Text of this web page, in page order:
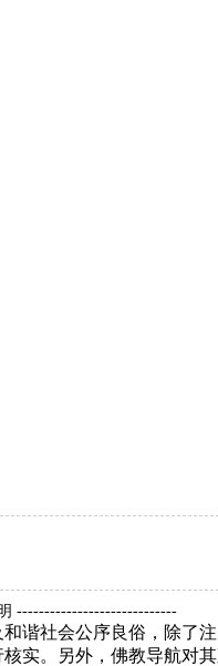
-----------------------------
谐社会公序良俗，除了
实。另外，佛教导航对